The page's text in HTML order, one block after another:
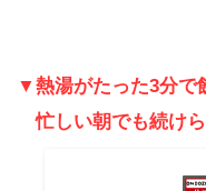
▼熱湯がたった3分で
忙しい朝でも続け